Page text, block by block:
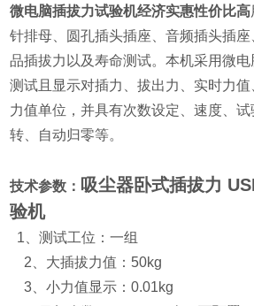
微电脑插拔力试验机经济实惠性价比高
针排母、圆孔插头插座、音频插头插
品插拔力以及寿命测试。本机采用微
测试且显示对插力、拔出力、实时力值
力值单位，并具有次数设定、速度、
转、自动归零等。
技术参数： 吸尘器卧式插拔力
验机
1、测试工位：一组
2、大插拔力值：50kg
3、小力值显示：0.01kg